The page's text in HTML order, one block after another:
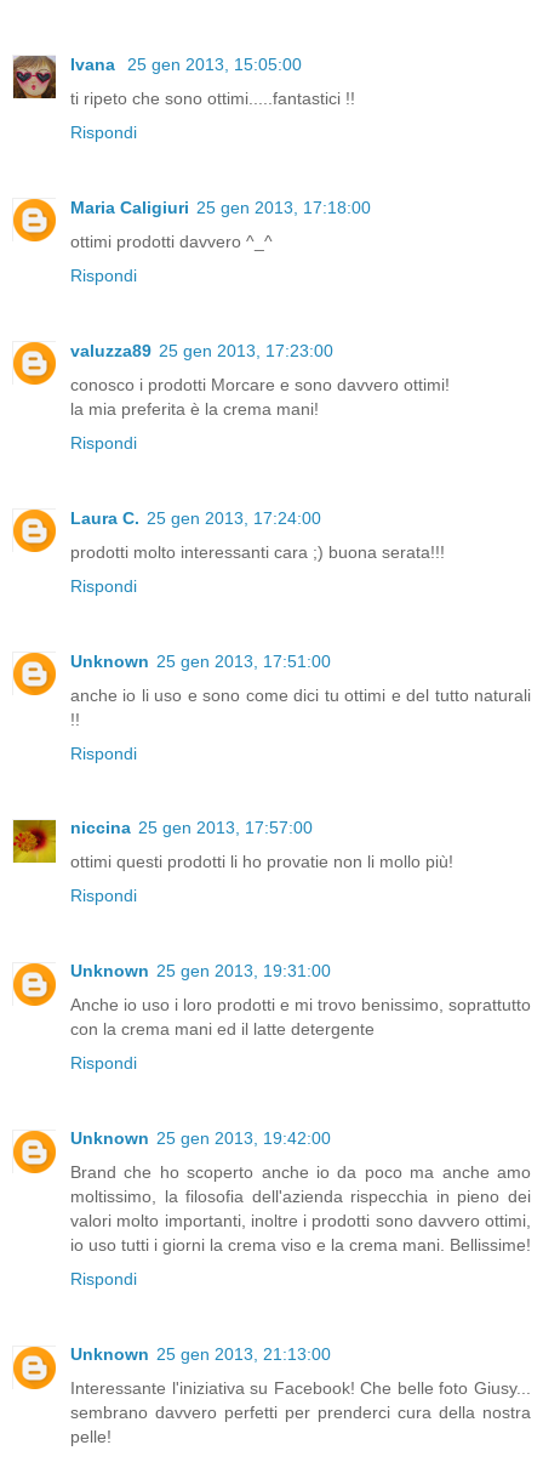
Ivana
25 gen 2013, 15:05:00
ti ripeto che sono ottimi.....fantastici !!
Rispondi
Maria Caligiuri 25 gen 2013, 17:18:00
ottimi prodotti davvero ^_^
Rispondi
valuzza89 25 gen 2013, 17:23:00
conosco i prodotti Morcare e sono davvero ottimi!
la mia preferita è la crema mani!
Rispondi
Laura C. 25 gen 2013, 17:24:00
prodotti molto interessanti cara ;) buona serata!!!
Rispondi
Unknown 25 gen 2013, 17:51:00
anche io li uso e sono come dici tu ottimi e del tutto naturali
!!
Rispondi
niccina 25 gen 2013, 17:57:00
ottimi questi prodotti li ho provatie non li mollo più!
Rispondi
Unknown 25 gen 2013, 19:31:00
Anche io uso i loro prodotti e mi trovo benissimo, soprattutto
con la crema mani ed il latte detergente
Rispondi
Unknown 25 gen 2013, 19:42:00
Brand che ho scoperto anche io da poco ma anche amo
moltissimo, la filosofia dell'azienda rispecchia in pieno dei
valori molto importanti, inoltre i prodotti sono davvero ottimi,
io uso tutti i giorni la crema viso e la crema mani. Bellissime!
Rispondi
Unknown 25 gen 2013, 21:13:00
Interessante l'iniziativa su Facebook! Che belle foto Giusy...
sembrano davvero perfetti per prenderci cura della nostra
pelle!